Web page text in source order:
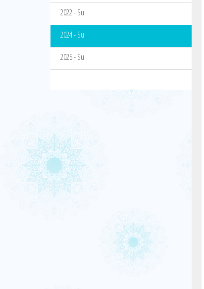
2022 - Su
2024 - Su
2025 - Su